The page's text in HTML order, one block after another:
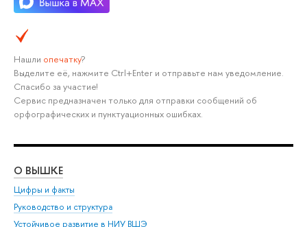
Нашли опечатку?
Выделите её, нажмите Ctrl+Enter и отправьте нам уведомление.
Спасибо за участие!
Сервис предназначен только для отправки сообщений об
орфографических и пунктуационных ошибках.
О ВЫШКЕ
Цифры и факты
Руководство и структура
Устойчивое развитие в НИУ ВШЭ